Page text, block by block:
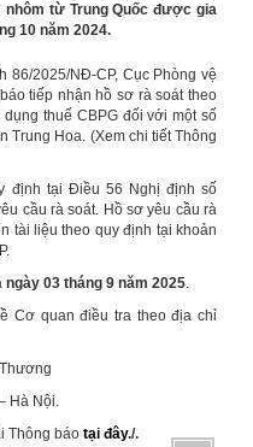
nhôm từ Trung Quốc được gia
10 năm 2024.
2025/NĐ-CP, Cục Phòng vệ
tiếp nhận hồ sơ rà soát theo
thuế CBPG đối với một số
Trung Hoa. (Xem chi tiết Thông
định tại Điều 56 Nghị định số
cầu rà soát. Hồ sơ yêu cầu rà
tài liệu theo quy định tại khoản
ngày 03 tháng 9 năm 2025.
Cơ quan điều tra theo địa chỉ
Hà Nội.
Thông báo tại đây./.